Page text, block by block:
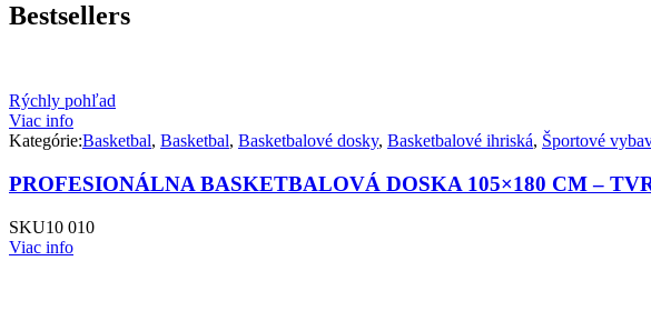
Bestsellers
Rýchly pohľad
Viac info
Kategórie:Basketbal, Basketbal, Basketbalové dosky, Basketbalové ihriská, Športové
PROFESIONÁLNA BASKETBALOVÁ DOSKA 105×180 CM –
SKU10 010
Viac info